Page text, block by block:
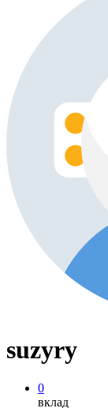
suzyry
0
вклад